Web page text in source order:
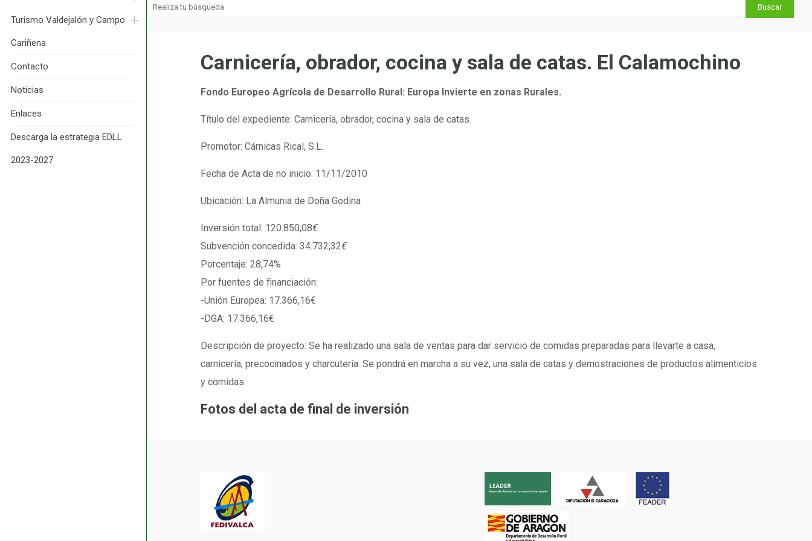
Turismo Valdejalón y Campo
Cariñena
Contacto
Noticias
Enlaces
Descarga la estrategia EDLL
2023-2027
Carnicería, obrador, cocina y sala de catas. El Calamochino
Fondo Europeo Agrícola de Desarrollo Rural: Europa Invierte en zonas Rurales.
Título del expediente: Carnicería, obrador, cocina y sala de catas.
Promotor: Cárnicas Rical, S.L.
Fecha de Acta de no inicio: 11/11/2010
Ubicación: La Almunia de Doña Godina
Inversión total: 120.850,08€
Subvención concedida: 34.732,32€
Porcentaje: 28,74%
Por fuentes de financiación:
-Unión Europea: 17.366,16€
-DGA: 17.366,16€
Descripción de proyecto: Se ha realizado una sala de ventas para dar servicio de comidas preparadas para llevarte a casa,
carnicería, precocinados y charcutería. Se pondrá en marcha a su vez, una sala de catas y demostraciones de productos alimenticios
y comidas.
Fotos del acta de final de inversión